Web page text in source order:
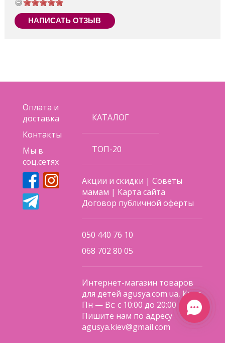
НАПИСАТЬ ОТЗЫВ
Оплата и
доставка
Контакты
Мы в
соц.сетях
КАТАЛОГ
ТОП-20
Акции и скидки |Советы
мамам | Карта сайта
Договор публичной оферты
050 440 76 10
068 702 80 05
Интернет-магазин товаров
для детей agusya.com.ua, Киев
Пн — Вс: с 10:00 до 20:00
Пишите нам по адресу
agusya.kiev@gmail.com